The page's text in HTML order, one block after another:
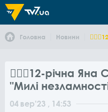
Головна Новини
❤️‍🏃‍♀️12-річна Яна
"Милі
04 вер'23 , 14:53